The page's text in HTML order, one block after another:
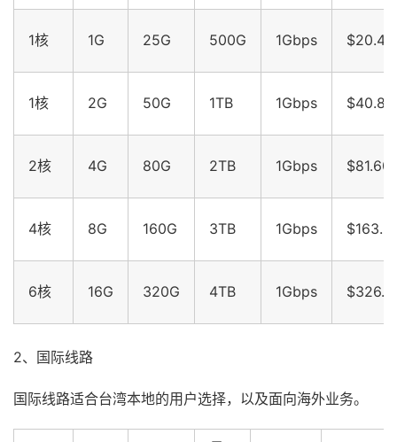
1核 1G 25G 500G 1Gbps $20.40
1核 2G 50G 1TB 1Gbps $40.80
2核 4G 80G 2TB 1Gbps $81.60
4核 8G 160G 3TB 1Gbps $163.2
6核 16G 320G 4TB 1Gbps $326.4
2、国际线路
国际线路适合台湾本地的用户选择，以及面向海外业务。